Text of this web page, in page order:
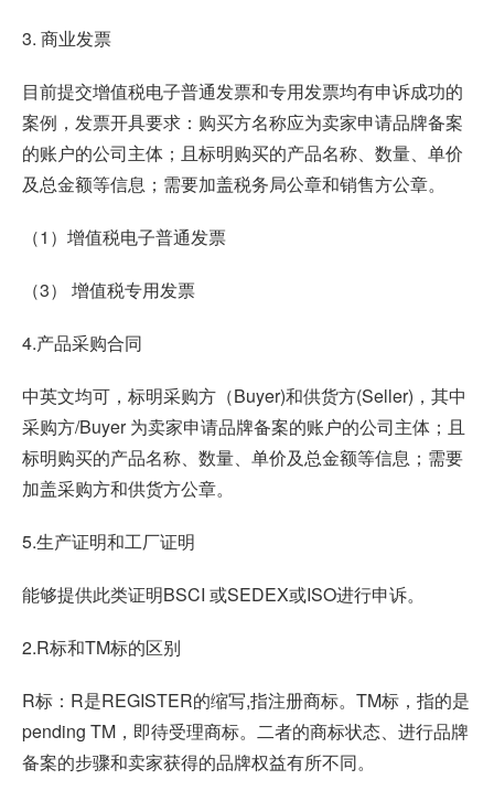
3. 商业发票
目前提交增值税电子普通发票和专用发票均有申诉成功的
案例，发票开具要求：购买方名称应为卖家申请品牌备案
的账户的公司主体；且标明购买的产品名称、数量、单价
及总金额等信息；需要加盖税务局公章和销售方公章。
（1）增值税电子普通发票
（3） 增值税专用发票
4.产品采购合同
中英文均可，标明采购方（Buyer)和供货方(Seller)，其中
采购方/Buyer 为卖家申请品牌备案的账户的公司主体；且
标明购买的产品名称、数量、单价及总金额等信息；需要
加盖采购方和供货方公章。
5.生产证明和工厂证明
能够提供此类证明BSCI 或SEDEX或ISO进行申诉。
2.R标和TM标的区别
R标：R是REGISTER的缩写,指注册商标。TM标，指的是
pending TM，即待受理商标。二者的商标状态、进行品牌
备案的步骤和卖家获得的品牌权益有所不同。